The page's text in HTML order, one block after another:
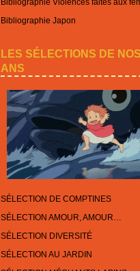
Bibliographie Japon
LES SÉLECTIONS DE
ANS
SÉLECTION DE COMPTINES
SÉLECTION AMOUR, AMOUR…
SÉLECTION DIVERSITÉ
SÉLECTION AU JARDIN